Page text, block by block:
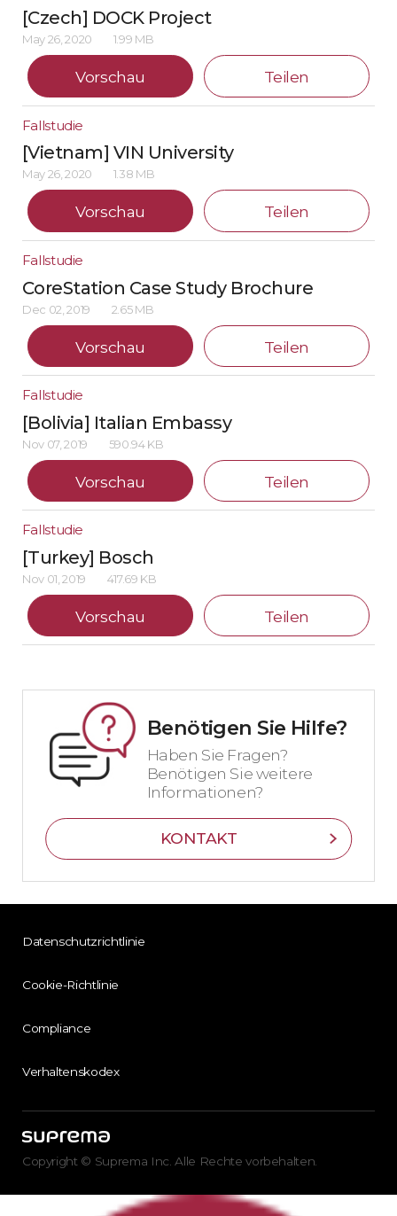
[Czech] DOCK Project
May 26, 2020 1.99 MB
Vorschau Teilen
Fallstudie
[Vietnam] VIN University
May 26, 2020 1.38 MB
Vorschau Teilen
Fallstudie
CoreStation Case Study Brochure
Dec 02, 2019 2.65 MB
Vorschau Teilen
Fallstudie
[Bolivia] Italian Embassy
Nov 07, 2019 590.94 KB
Vorschau Teilen
Fallstudie
[Turkey] Bosch
Nov 01, 2019 417.69 KB
Vorschau Teilen
Benötigen Sie Hilfe?
Haben Sie Fragen?
Benötigen Sie weitere
Informationen?
KONTAKT
Datenschutzrichtlinie
Cookie-Richtlinie
Compliance
Verhaltenskodex
Copyright © Suprema Inc. Alle Rechte vorbehalten.